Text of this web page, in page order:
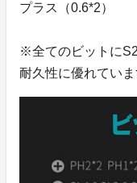
プラス（0.6*2）
※全てのビットに
耐久性に優れていま